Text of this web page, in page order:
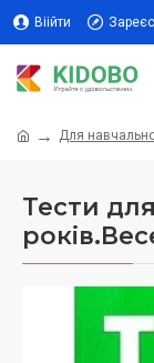
Віійти
Для
Тести